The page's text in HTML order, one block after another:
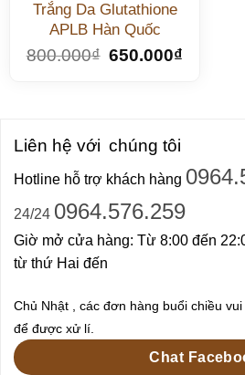
Trắng Da Glutathione
APLB Hàn Quốc
800.000₫ 650.000₫
Liên hệ với chúng tôi
Hotline hỗ trợ khách hàng
24/24 0964.576.259
Giờ mở cửa hàng: Từ 8:00 đến
từ thứ Hai đến
Chủ Nhật , các đơn hàng buổi chiều
để được xử lí.
Chat